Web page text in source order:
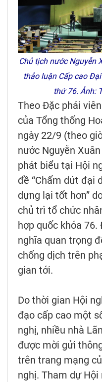
Chủ tịch nước Nguyễn
thảo luận Cấp cao
thứ 76. Ảnh:
Theo Đặc phái
của Tổng thống
ngày 22/9 (theo
nước Nguyễn
phát biểu tại Hội
đề “Chấm dứt đại
dựng lại tốt hơn”
chủ trì tổ chức
hợp quốc khóa 76.
nghĩa quan trọng
chống dịch trên
gian tới.
Do thời gian Hội
đạo cấp cao một
nghị, nhiều nhà
được mời gửi
trên trang mạng
nghị. Tham dự